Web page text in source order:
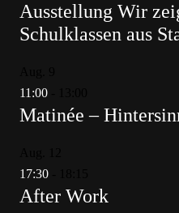
Ausstellung Wir
Schulklassen aus
11:00
Matinée –
17:30
After Work